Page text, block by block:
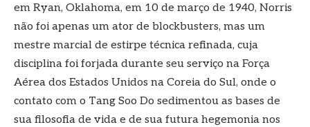
em Ryan, Oklahoma, em 10 de março de 1940, Norris
não foi apenas um ator de blockbusters, mas um
mestre marcial de estirpe técnica refinada, cuja
disciplina foi forjada durante seu serviço na Força
Aérea dos Estados Unidos na Coreia do Sul, onde o
contato com o Tang Soo Do sedimentou as bases de
sua filosofia de vida e de sua futura hegemonia nos